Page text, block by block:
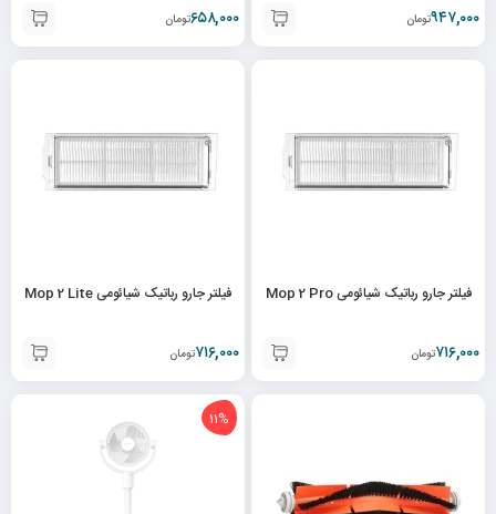
۹۴۷,۰۰۰تومان ۶۵۸,۰۰۰تومان
فیلتر جارو رباتیک شیائومی Mop 2 Pro
۷۱۶,۰۰۰تومان
فیلتر جارو رباتیک شیائومی Mop 2 Lite
۷۱۶,۰۰۰تومان
11%